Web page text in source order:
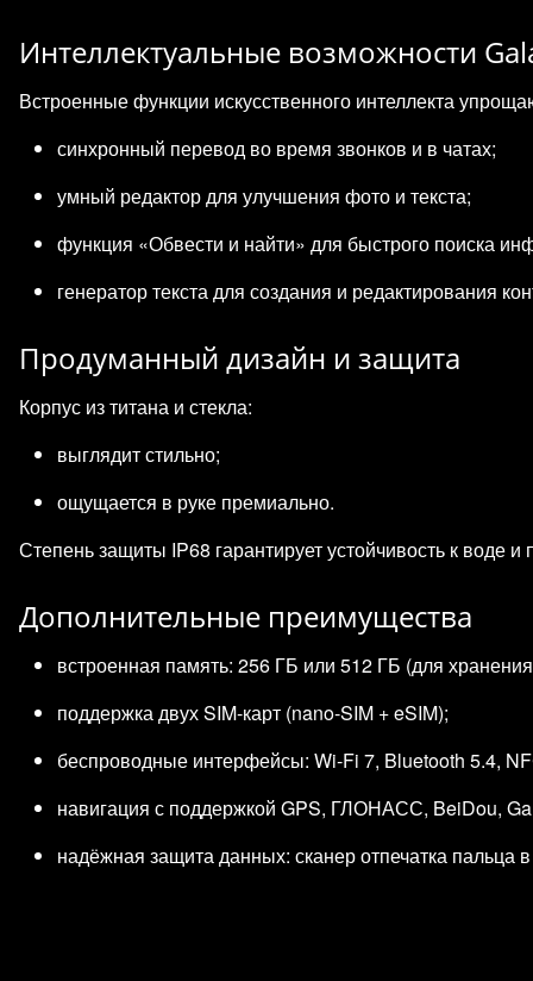
Интеллектуальные возможности
Встроенные функции искусственного интеллекта
синхронный перевод во время звонков и в чатах;
умный редактор для улучшения фото и текста;
функция «Обвести и найти» для быстрого поиска
генератор текста для создания и редактирования
Продуманный дизайн и защита
Корпус из титана и стекла:
выглядит стильно;
ощущается в руке премиально.
Степень защиты IP68 гарантирует устойчивость к воде
Дополнительные преимущества
встроенная память: 256 ГБ или 512 ГБ (для
поддержка двух SIM‑карт (nano‑SIM + eSIM);
беспроводные интерфейсы: Wi‑Fi 7, Bluetooth 5.4,
навигация с поддержкой GPS, ГЛОНАСС, BeiDou,
надёжная защита данных: сканер отпечатка пальца